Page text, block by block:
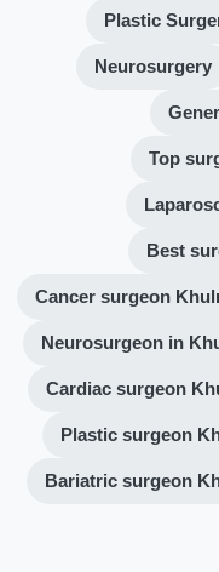
Plastic
Neurosurgery
Top
Best
Cancer surgeon
Neurosurgeon in
Cardiac surgeon
Plastic surgeon
Bariatric surgeon